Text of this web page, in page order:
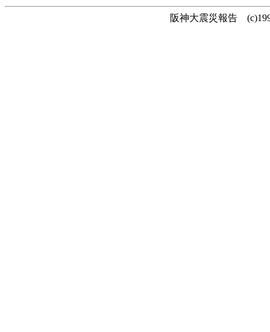
阪神大震災報告